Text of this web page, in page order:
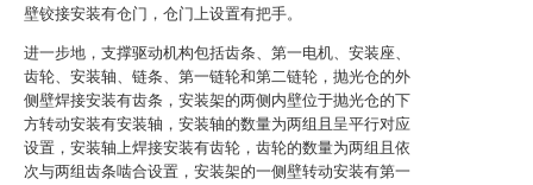
壁铰接安装有仓门，仓门上设置有把手。
进一步地，支撑驱动机构包括齿条、第一电机、安装座、
齿轮、安装轴、链条、第一链轮和第二链轮，抛光仓的外
侧壁焊接安装有齿条，安装架的两侧内壁位于抛光仓的下
方转动安装有安装轴，安装轴的数量为两组且呈平行对应
设置，安装轴上焊接安装有齿轮，齿轮的数量为两组且依
次与两组齿条啮合设置，安装架的一侧壁转动安装有第一